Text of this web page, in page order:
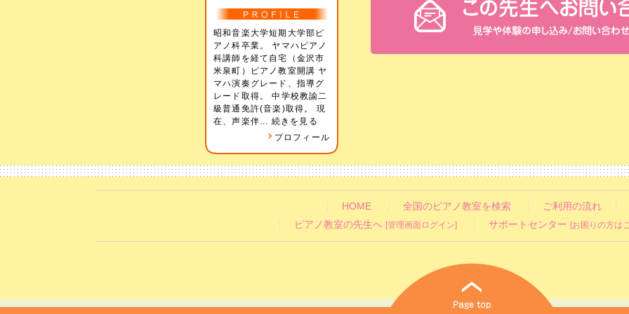
昭和音楽大学短期大学部ピ
アノ科卒業。 ヤマハピアノ
科講師を経て自宅（金沢市
米泉町）ピアノ教室開講 ヤ
マハ演奏グレード、指導グ
レード取得。 中学校教諭二
級普通免許(音楽)取得。 現
在、声楽伴... 続きを見る
プロフィール
HOME 全国のピアノ教室を検索
ご利用の流れ
ピアノ教室の先生へ [管理画面ログイン] サポートセンター [お困りの方は